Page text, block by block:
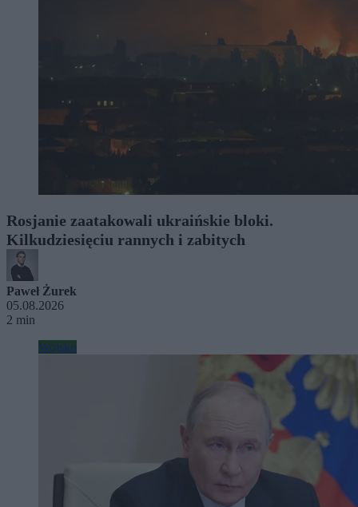
Rosjanie zaatakowali ukraińskie bloki.
Kilkudziesięciu rannych i zabitych
Paweł Żurek
05.08.2026
2 min
Wojsko